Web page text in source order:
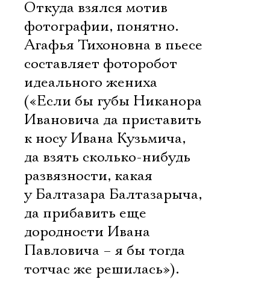
Откуда взялся мотив
фотографии, понятно.
Агафья Тихоновна в пьесе
составляет фоторобот
идеального жениха
(«Если бы губы Никанора
Ивановича да приставить
к носу Ивана Кузьмича,
да взять сколько-нибудь
развязности, какая
у Балтазара Балтазарыча,
да прибавить еще
дородности Ивана
Павловича – я бы тогда
тотчас же решилась»).